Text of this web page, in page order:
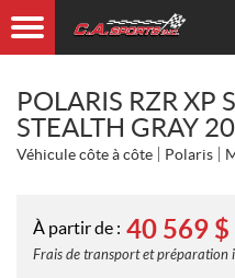
POLARIS RZR XP
STEALTH GRAY
Véhicule côte à côte Polaris
À partir de : 40 569 $
Frais de transport et préparation